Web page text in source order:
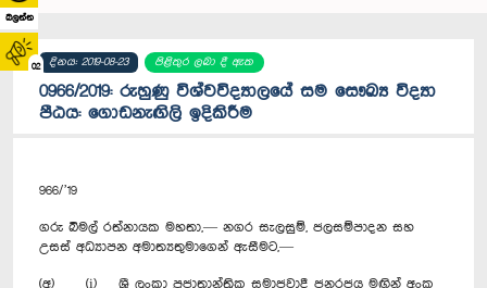
බලන්න
02 දිනය: 2019-08-23 පිළිතුර ලබා දී ඇත
0966/2019: රුහුණු විශ්වවිද්‍යාලයේ සම සෞඛ්‍ය විද්‍යා
පීඨය: ගොඩනැඟිලි ඉදිකිරීම
966/’19
ගරු බිමල් රත්නායක මහතා,— නගර සැලසුම්, ජලසම්පාදන සහ
උසස් අධ්‍යාපන අමාත්‍යතුමාගෙන් ඇසීමට,—
(අ) (i) ශ්‍රී ලංකා ප්‍රජාතාන්ත්‍රික සමාජවාදී ජනරජය මඟින් අංක